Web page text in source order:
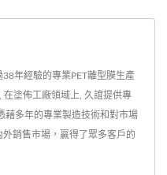
年經驗的專業PET離型膜生產
塗佈工廠領域上, 久誼提供專
藉多年的專業製造技術和對市場
銷售市場，贏得了眾多客戶的